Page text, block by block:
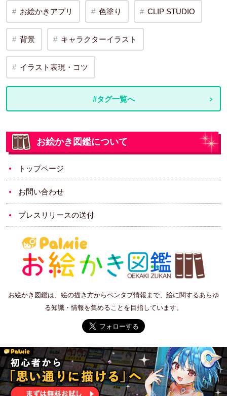
お絵かきアプリ 色塗り CLIP STUDIO
背景 キャラクターイラスト
イラスト表現・コツ
#タグ一覧へ
お絵かき図鑑について
トップページ
お問い合わせ
プレスリリースの送付
お絵かき図鑑は、絵の描き方からペンタブ情報まで、絵に関するあらゆ
る知識・情報を集めることを目指しています。